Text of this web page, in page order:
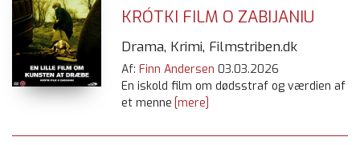
KRÓTKI FILM O ZABIJANIU
Drama, Krimi, Filmstriben.dk
Af: Finn Andersen 03.03.2026
En iskold film om dødsstraf og værdien af
et menne [mere]